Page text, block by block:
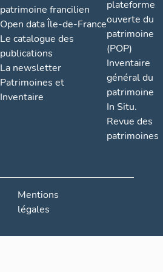
patrimoine francilien
Open data Île-de-France
Le catalogue des
publications
La newsletter
Patrimoines et
Inventaire
plateforme
ouverte du
patrimoine
(POP)
Inventaire
général du
patrimoine
In Situ.
Revue des
patrimoines
Mentions
légales